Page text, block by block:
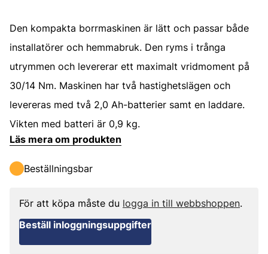
Den kompakta borrmaskinen är lätt och passar både
installatörer och hemmabruk. Den ryms i trånga
utrymmen och levererar ett maximalt vridmoment på
30/14 Nm. Maskinen har två hastighetslägen och
levereras med två 2,0 Ah-batterier samt en laddare.
Vikten med batteri är 0,9 kg.
Läs mera om produkten
Beställningsbar
För att köpa måste du logga in till webbshoppen.
Beställ inloggningsuppgifter